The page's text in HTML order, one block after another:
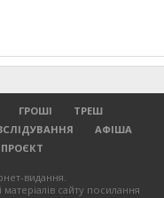
ГРОШІ
ТРЕШ
АФІША
видання.
сайту посилання